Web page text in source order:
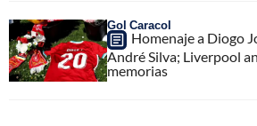
Gol Caracol
Homenaje a Diogo
André Silva; Liverpool
memorias